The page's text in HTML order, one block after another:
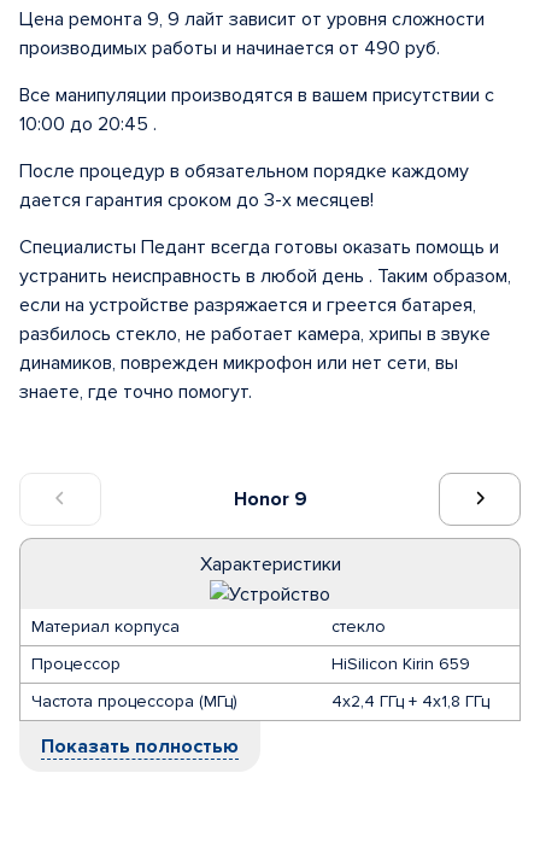
Honor 9
Характеристики
Материал корпуса
стекло
Процессор
HiSilicon Kirin 659
Частота процессора (МГц)
4х2,4 ГГц + 4х1,8 ГГц
Показать полностью
Цена ремонта 9, 9 лайт зависит от уровня сложности
производимых работы и начинается от 490 руб.
Все манипуляции производятся в вашем присутствии с
10:00 до 20:45 .
После процедур в обязательном порядке каждому
дается гарантия сроком до 3-х месяцев!
Специалисты Педант всегда готовы оказать помощь и
устранить неисправность в любой день . Таким образом,
если на устройстве разряжается и греется батарея,
разбилось стекло, не работает камера, хрипы в звуке
динамиков, поврежден микрофон или нет сети, вы
знаете, где точно помогут.